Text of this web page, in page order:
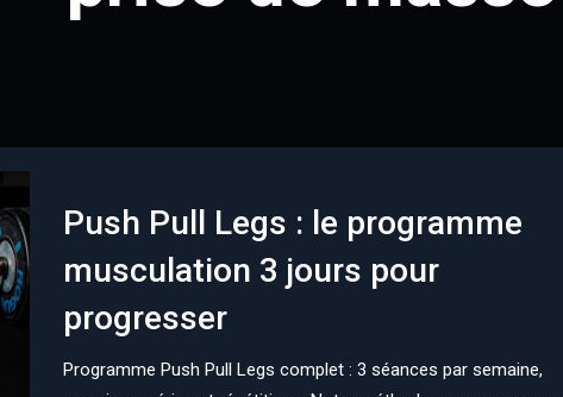
Push Pull Legs : le programme
musculation 3 jours pour
progresser
Programme Push Pull Legs complet : 3 séances par semaine,